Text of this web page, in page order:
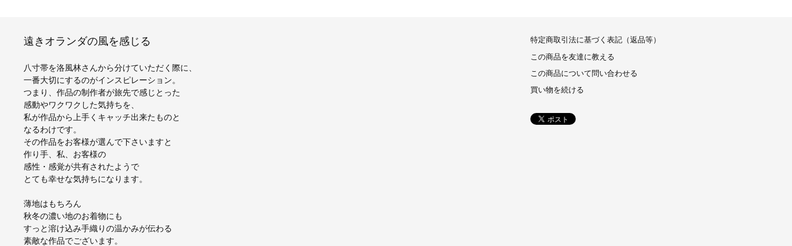
遠きオランダの風を感じる
八寸帯を洛風林さんから分けていただく際に、
一番大切にするのがインスピレーション。
つまり、作品の制作者が旅先で感じとった
感動やワクワクした気持ちを、
私が作品から上手くキャッチ出来たものと
なるわけです。
その作品をお客様が選んで下さいますと
作り手、私、お客様の
感性・感覚が共有されたようで
とても幸せな気持ちになります。
薄地はもちろん
秋冬の濃い地のお着物にも
すっと溶け込み手織りの温かみが伝わる
素敵な作品でございます。
特定商取引法に基づく表記（返品等）
この商品を友達に教える
この商品について問い合わせる
買い物を続ける